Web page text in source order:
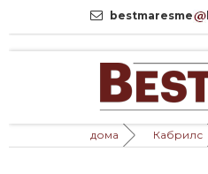
bestmaresme
дома Кабрилс